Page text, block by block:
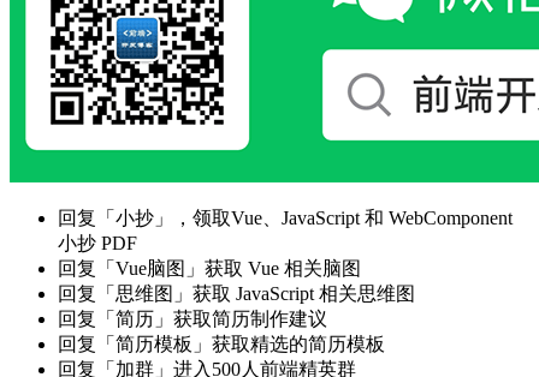
回复「小抄」，领取Vue、JavaScript 和 WebComponent
小抄 PDF
回复「Vue脑图」获取 Vue 相关脑图
回复「思维图」获取 JavaScript 相关思维图
回复「简历」获取简历制作建议
回复「简历模板」获取精选的简历模板
回复「加群」进入500人前端精英群